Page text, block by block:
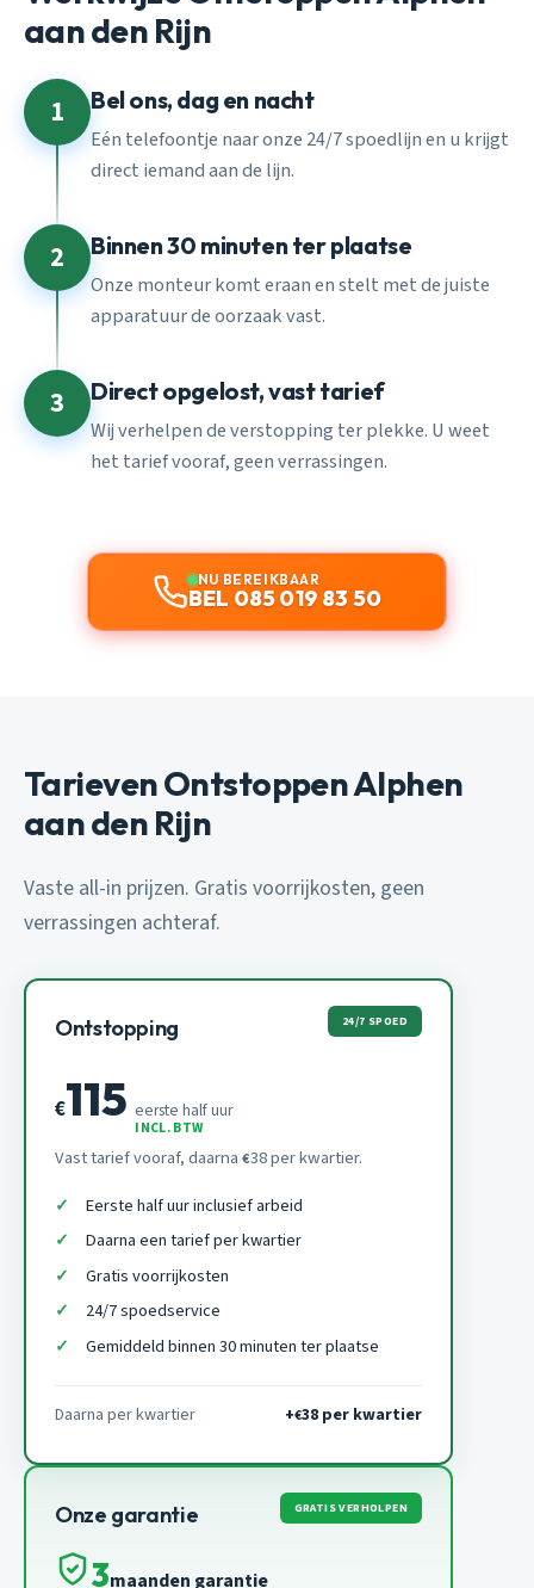
aan den Rijn
1 Bel ons, dag en nacht
Eén telefoontje naar onze 24/7 spoedlijn en u krijgt
direct iemand aan de lijn.
2 Binnen 30 minuten ter plaatse
Onze monteur komt eraan en stelt met de juiste
apparatuur de oorzaak vast.
3 Direct opgelost, vast tarief
Wij verhelpen de verstopping ter plekke. U weet
het tarief vooraf, geen verrassingen.
NU BEREIKBAAR
BEL 085 019 83 50
Tarieven Ontstoppen Alphen
aan den Rijn
Vaste all-in prijzen. Gratis voorrijkosten, geen
verrassingen achteraf.
Ontstopping 24/7 SPOED
€115 eerste half uur
INCL. BTW
Vast tarief vooraf, daarna €38 per kwartier.
Eerste half uur inclusief arbeid
Daarna een tarief per kwartier
Gratis voorrijkosten
24/7 spoedservice
Gemiddeld binnen 30 minuten ter plaatse
Daarna per kwartier +€38 per kwartier
Onze garantie GRATIS VERHOLPEN
3maanden garantie